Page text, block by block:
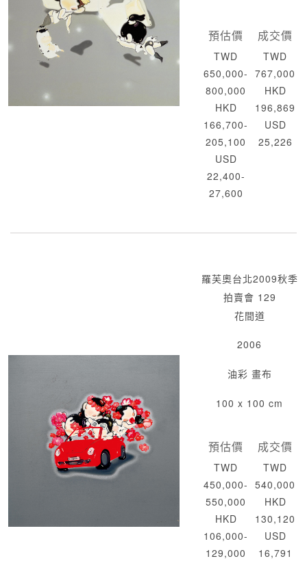
預估價
TWD
650,000-
800,000
HKD
166,700-
205,100
USD
22,400-
27,600
成交價
TWD
767,000
HKD
196,869
USD
25,226
羅芙奧台北2009秋季
拍賣會 129
花間道
2006
油彩 畫布
100 x 100 cm
預估價
TWD
450,000-
550,000
HKD
106,000-
129,000
成交價
TWD
540,000
HKD
130,120
USD
16,791